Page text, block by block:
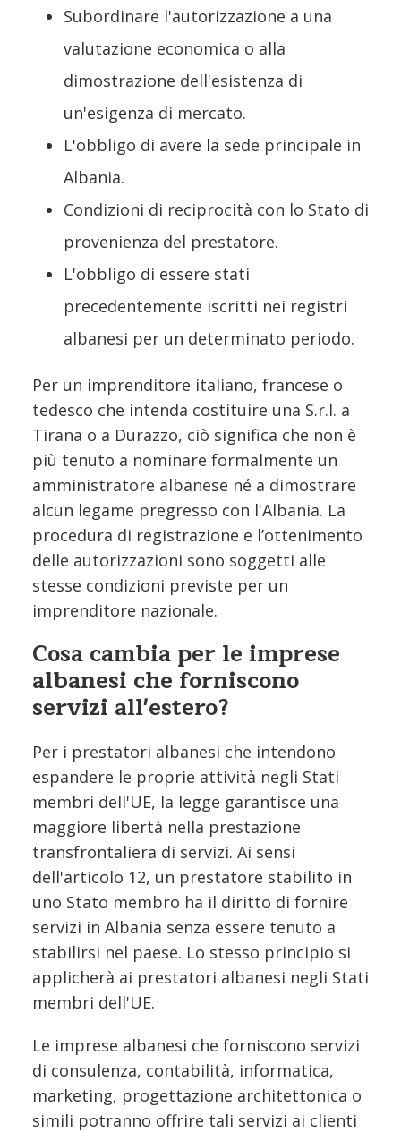
Subordinare l'autorizzazione a una
valutazione economica o alla
dimostrazione dell'esistenza di
un'esigenza di mercato.
L'obbligo di avere la sede principale in
Albania.
Condizioni di reciprocità con lo Stato di
provenienza del prestatore.
L'obbligo di essere stati
precedentemente iscritti nei registri
albanesi per un determinato periodo.
Per un imprenditore italiano, francese o
tedesco che intenda costituire una S.r.l. a
Tirana o a Durazzo, ciò significa che non è
più tenuto a nominare formalmente un
amministratore albanese né a dimostrare
alcun legame pregresso con l'Albania. La
procedura di registrazione e l’ottenimento
delle autorizzazioni sono soggetti alle
stesse condizioni previste per un
imprenditore nazionale.
Cosa cambia per le imprese
albanesi che forniscono
servizi all'estero?
Per i prestatori albanesi che intendono
espandere le proprie attività negli Stati
membri dell'UE, la legge garantisce una
maggiore libertà nella prestazione
transfrontaliera di servizi. Ai sensi
dell'articolo 12, un prestatore stabilito in
uno Stato membro ha il diritto di fornire
servizi in Albania senza essere tenuto a
stabilirsi nel paese. Lo stesso principio si
applicherà ai prestatori albanesi negli Stati
membri dell'UE.
Le imprese albanesi che forniscono servizi
di consulenza, contabilità, informatica,
marketing, progettazione architettonica o
simili potranno offrire tali servizi ai clienti